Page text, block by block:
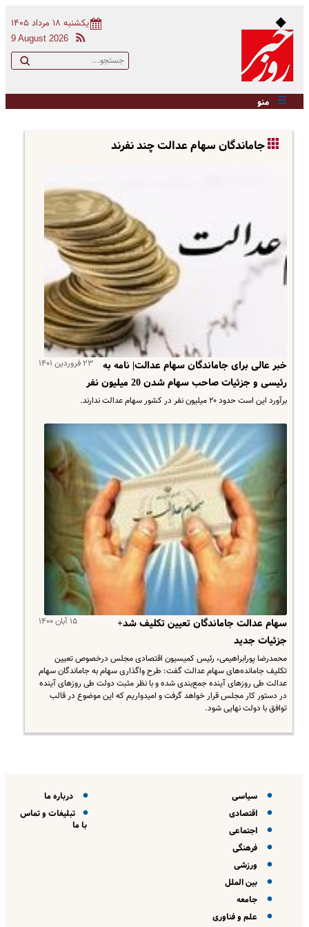
یکشنبه ۱۸ مرداد ۱۴۰۵
9 August 2026
منو
جاماندگان سهام عدالت چند نفرند
۲۳ فروردین ۱۴۰۱
خبر عالی برای جاماندگان سهام عدالت| نامه به
رئیسی و جزئیات صاحب سهام شدن 20 میلیون نفر
برآورد این است حدود ۲۰ میلیون نفر در کشور سهام عدالت ندارند.
۱۵ آبان ۱۴۰۰
سهام عدالت جاماندگان تعیین تکلیف شد+
جزئیات جدید
محمدرضا پورابراهیمی، رئیس کمیسیون اقتصادی مجلس درخصوص تعیین
تکلیف جامانده‌های سهام عدالت گفت: طرح واگذاری سهام به جاماندگان سهام
عدالت طی روزهای آینده جمع‌بندی شده و با نظر مثبت دولت طی روزهای آینده
در دستور کار مجلس قرار خواهد گرفت و امیدواریم که این موضوع در قالب
توافق با دولت نهایی شود.
سیاسی
اقتصادی
اجتماعی
فرهنگی
ورزشی
بین الملل
جامعه
علم و فناوری
درباره ما
تبلیغات و تماس
با ما